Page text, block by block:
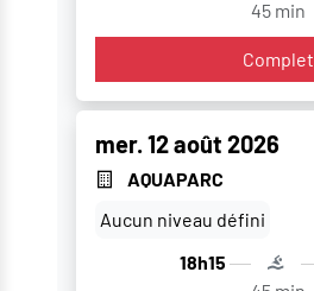
45 min
Complet
mer. 12 août 2026
AQUAPARC
Aucun niveau défini
18h15